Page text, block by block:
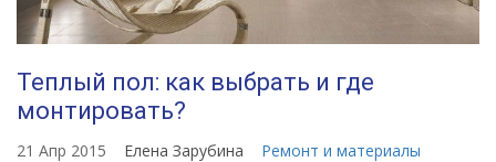
Теплый пол: как выбрать и где
монтировать?
21 Апр 2015 Елена Зарубина Ремонт и материалы